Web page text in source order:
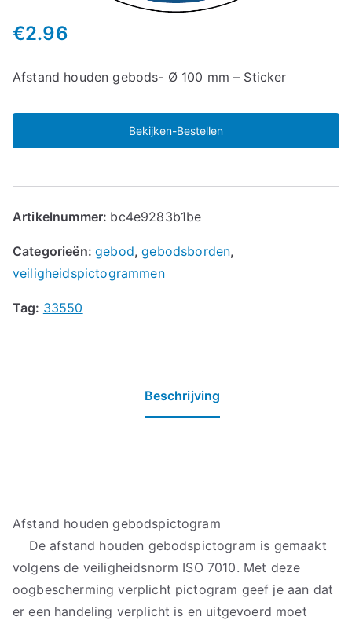
€2.96
Afstand houden gebods- Ø 100 mm – Sticker
Bekijken-Bestellen
Artikelnummer: bc4e9283b1be
Categorieën:gebod,gebodsborden,
veiligheidspictogrammen
Tag: 33550
Beschrijving
Afstand houden gebodspictogram
De afstand houden gebodspictogram is gemaakt
volgens de veiligheidsnorm ISO 7010. Met deze
oogbescherming verplicht pictogram geef je aan dat
er een handeling verplicht is en uitgevoerd moet